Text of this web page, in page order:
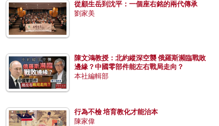
從顧生岳到沈平：一個座右銘的兩代傳承
劉家美
陳文鴻教授：北約縱深空襲 俄羅斯瀕臨戰敗
邊緣？中國零部件能左右戰局走向？
本社編輯部
行為不檢 培育教化才能治本
陳家偉